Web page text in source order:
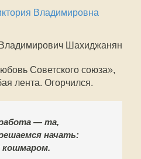
Владимировна
Шахиджанян
Советского союза»,
лента. Огорчился.
— та,
начать:
кошмаром.